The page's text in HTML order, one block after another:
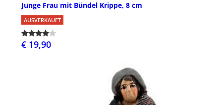
Junge Frau mit Bündel Krippe, 8 cm
AUSVERKAUFT
€ 19,90